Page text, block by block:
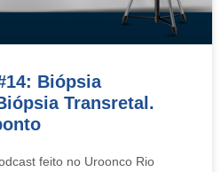
Biópsia
Transretal.
feito no Uroonco Rio